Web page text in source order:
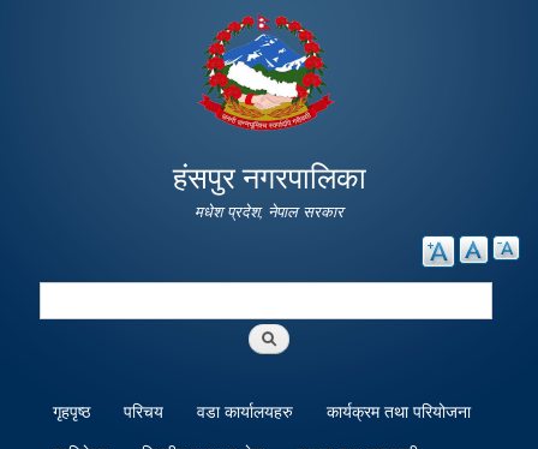
main
content
हंसपुर नगरपालिका
मधेश प्रदेश, नेपाल सरकार
Search
गृहपृष्ठ परिचय वडा कार्यालयहरु
कार्यक्रम तथा परियोजना